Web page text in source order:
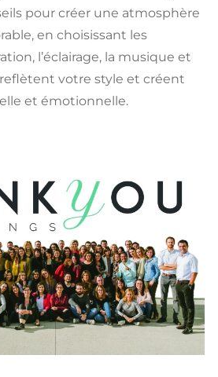
pour créer une atmosphère
en choisissant les
l’éclairage, la musique et
votre style et créent
et émotionnelle.